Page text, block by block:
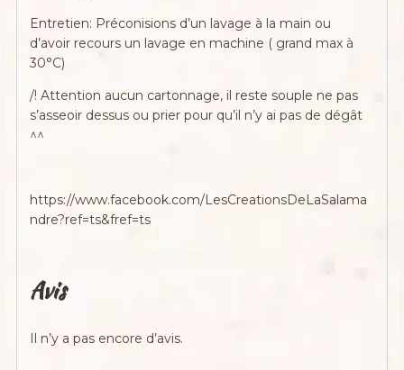
Entretien: Préconisions d’un lavage à la main ou
d’avoir recours un lavage en machine ( grand max à
30°C)
/! Attention aucun cartonnage, il reste souple ne pas
s’asseoir dessus ou prier pour qu’il n’y ai pas de dégât
^^
https://www.facebook.com/LesCreationsDeLaSalama
ndre?ref=ts&fref=ts
Avis
Il n’y a pas encore d’avis.